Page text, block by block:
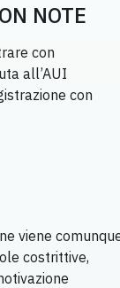
NOTE
con
all’AUI
con
viene
costrittive,